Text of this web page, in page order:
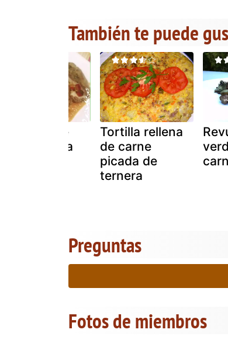
También te puede
de
picada
Tortilla rellena
de carne
picada de
ternera
Preguntas
Fotos de miembros